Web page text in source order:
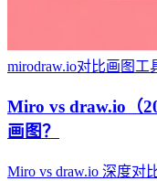
mirodraw.io对比画图工
Miro vs draw.io（
画图？
Miro vs draw.io 深度对